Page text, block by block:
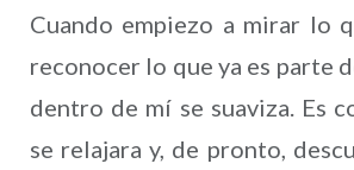
Cuando empiezo a mirar lo
reconocer lo que ya es parte
dentro de mí se suaviza. Es
se relajara y, de pronto,